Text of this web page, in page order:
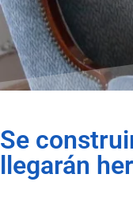
Se
llegarán